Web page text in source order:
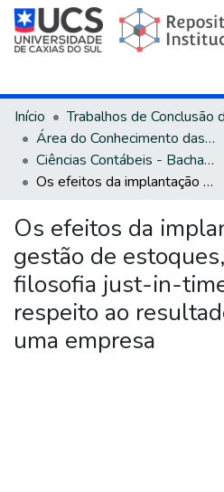
Início
Área do Conhecimento das Ciências Sociais Aplicadas
Ciências Contábeis - Bacharelado
Os efeitos da implantação da gestão de estoques, com base na filosofia just-in-time, no que diz respeito ao resultado econômico de uma empresa
Os efeitos da
gestão de
filosofia just-in-
respeito ao
uma empresa